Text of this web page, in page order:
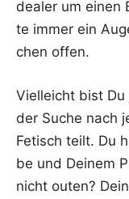
dea­ler um einen
te immer ein
chen offen.
Viel­leicht bist
der Suche nach
Fetisch teilt. Du
be und Dei­nem
nicht outen?